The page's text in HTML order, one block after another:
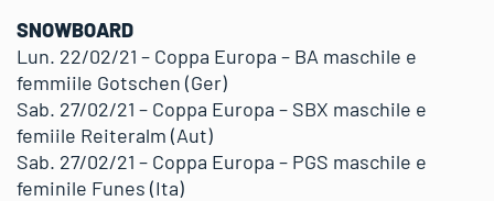
SNOWBOARD
Lun. 22/02/21 – Coppa Europa – BA maschile e
femmiile Gotschen (Ger)
Sab. 27/02/21 – Coppa Europa – SBX maschile e
femiile Reiteralm (Aut)
Sab. 27/02/21 – Coppa Europa – PGS maschile e
feminile Funes (Ita)